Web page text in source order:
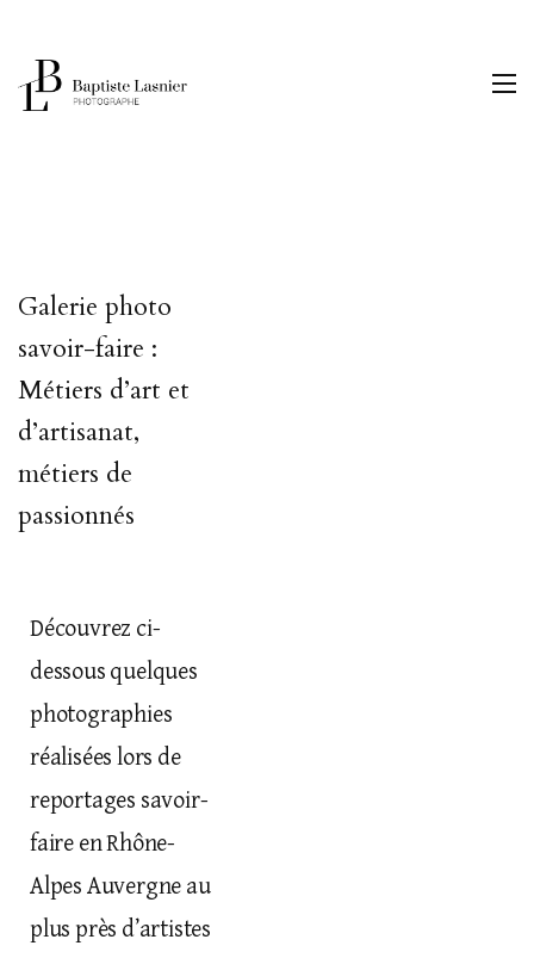
Galerie photo
savoir-faire :
Métiers d’art et
d’artisanat,
métiers de
passionnés
Découvrez ci-
dessous quelques
photographies
réalisées lors de
reportages savoir-
faire en Rhône-
Alpes Auvergne au
plus près d’artistes